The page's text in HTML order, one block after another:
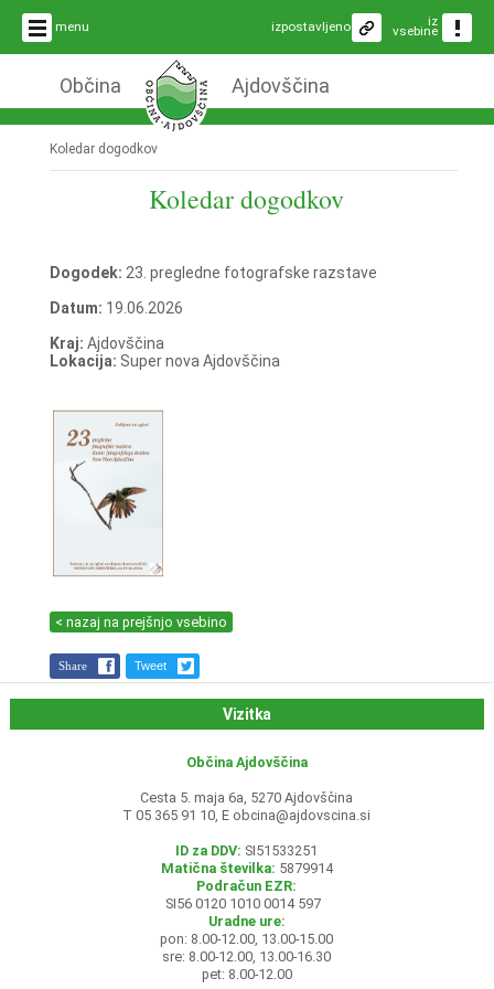
menu iz
vsebine
izpostavljeno
Občina Ajdovščina
Koledar dogodkov
Koledar dogodkov
Dogodek: 23. pregledne fotografske razstave
Datum: 19.06.2026
Kraj: Ajdovščina
Lokacija: Super nova Ajdovščina
< nazaj na prejšnjo vsebino
Share Tweet
Vizitka
Občina Ajdovščina
Cesta 5. maja 6a, 5270 Ajdovščina
T 05 365 91 10, E obcina@ajdovscina.si
ID za DDV: SI51533251
Matična številka: 5879914
Podračun EZR:
SI56 0120 1010 0014 597
Uradne ure:
pon: 8.00-12.00, 13.00-15.00
sre: 8.00-12.00, 13.00-16.30
pet: 8.00-12.00